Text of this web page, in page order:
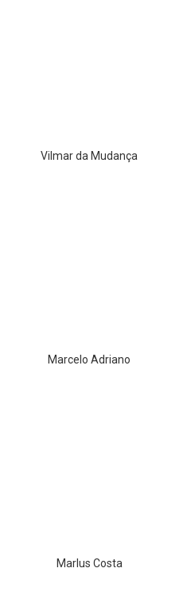
Vilmar da Mudança
Marcelo Adriano
Marlus Costa